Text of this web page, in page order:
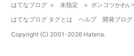
はてなブログ > 未指定 > ポンコツかわ
はてなブログ タグとは
ヘルプ 開発ブログ
Copyright (C) 2001-2026 Hatena.